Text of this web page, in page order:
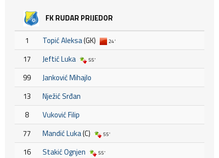
FK RUDAR PRIJEDOR
1 Topić Aleksa(GK) 24'
17 Jeftić Luka 55'
99
Janković Mihajlo
13
Nježić Srđan
8
Vuković Filip
77
Mandić Luka(C) 55'
16 Stakić Ognjen 55'